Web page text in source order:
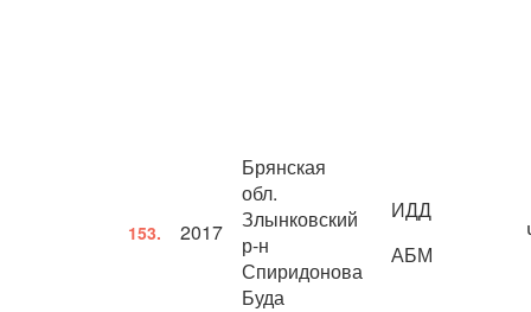
153. 2017
Брянская
обл.
Злынковский
р-н
Спиридонова
Буда
ИДД
АБМ